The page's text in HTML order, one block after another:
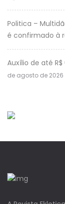
Politica –
é confirmado à
Auxílio de até
de agosto de 2026